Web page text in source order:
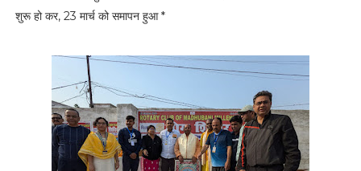
शुरू हो कर, 23 मार्च को समापन हुआ *